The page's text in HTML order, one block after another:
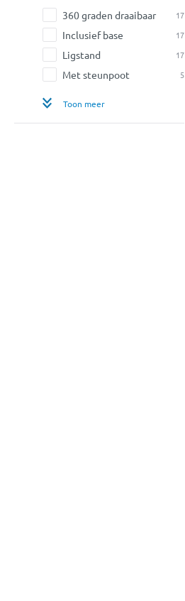
360 graden draaibaar 17
Inclusief base 17
Ligstand 17
Met steunpoot 5
Toon meer